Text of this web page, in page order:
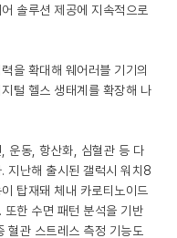
솔루션 제공에 지속적으로
을 확대해 웨어러블 기기의
털 헬스 생태계를 확장해 나
운동, 항산화, 심혈관 등 다
지난해 출시된 갤럭시 워치8
탑재돼 체내 카로티노이드
한 수면 패턴 분석을 기반
혈관 스트레스 측정 기능도